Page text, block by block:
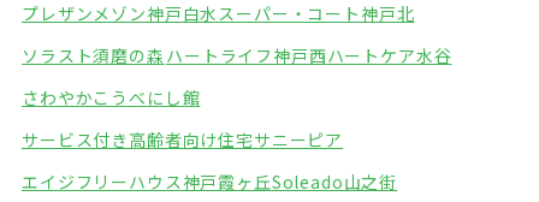
プレザンメゾン神戸白水スーパー・コート神戸北
ソラスト須磨の森 ハートライフ神戸西ハートケア水谷
さわやかこうべにし館
サービス付き高齢者向け住宅サニーピア
エイジフリーハウス神戸霞ヶ丘Soleado山之街